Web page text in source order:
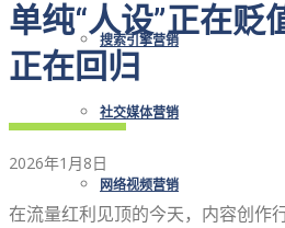
搜索引擎营销
社交媒体营销
网络视频营销
单纯“人设”正在贬
正在回归
2026年1月8日
在流量红利见顶的今天，内容创作